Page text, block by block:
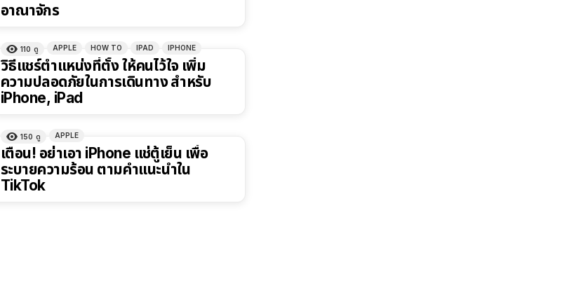
อาณาจักร
110 ดู APPLE HOW TO IPAD IPHONE
วิธีแชร์ตำแหน่งที่ตั้ง ให้คนไว้ใจ เพิ่ม
ความปลอดภัยในการเดินทาง สำหรับ
iPhone, iPad
150 ดู APPLE
เตือน! อย่าเอา iPhone แช่ตู้เย็น เพื่อ
ระบายความร้อน ตามคำแนะนำใน
TikTok